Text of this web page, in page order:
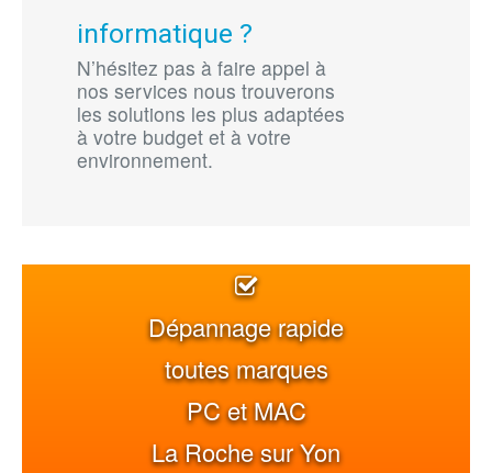
informatique ?
N’hésitez pas à faire appel à
nos services nous trouverons
les solutions les plus adaptées
à votre budget et à votre
environnement.
Dépannage rapide
toutes marques
PC et MAC
La Roche sur Yon